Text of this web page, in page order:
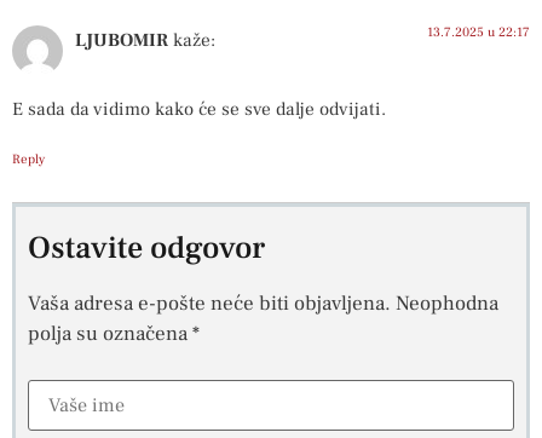
LJUBOMIR kaže: 13.7.2025 u 22:17
E sada da vidimo kako će se sve dalje odvijati.
Reply
Ostavite odgovor
Vaša adresa e-pošte neće biti objavljena. Neophodna
polja su označena*